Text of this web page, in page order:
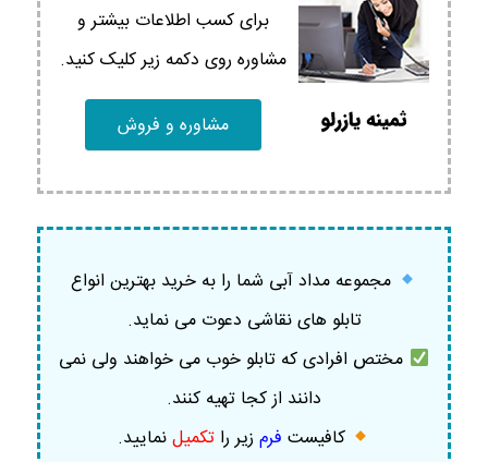
برای کسب اطلاعات بیشتر و
مشاوره روی دکمه زیر کلیک کنید.
مشاوره و فروش
مجموعه مداد آبی شما را به خرید بهترین انواع
تابلو های نقاشی دعوت می نماید.
مختص افرادی که تابلو خوب می خواهند ولی نمی
دانند از کجا تهیه کنند.
کافیست فرم زیر را تکمیلنمایید.